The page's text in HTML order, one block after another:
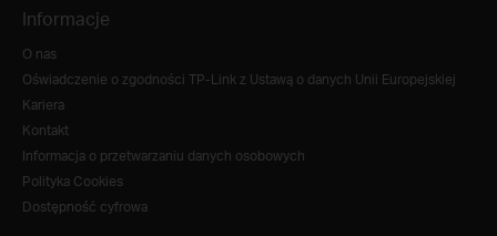
Informacje
O nas
Oświadczenie o zgodności TP-Link z Ustawą o danych Unii Europejskiej
Kariera
Kontakt
Informacja o przetwarzaniu danych osobowych
Polityka Cookies
Dostępność cyfrowa